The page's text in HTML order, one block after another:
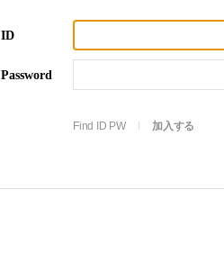
ID
Password
Find ID PW 加入する